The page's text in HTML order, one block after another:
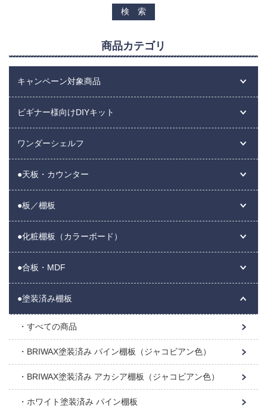
商品カテゴリ
キャンペーン対象商品
ビギナー様向けDIYキット
ワンダーシェルフ
●天板・カウンター
●板／棚板
●化粧棚板（カラーボード）
●合板・MDF
●塗装済み棚板
すべての商品
BRIWAX塗装済み パイン棚板（ジャコビアン色）
BRIWAX塗装済み アカシア棚板（ジャコビアン色）
ホワイト塗装済み パイン棚板